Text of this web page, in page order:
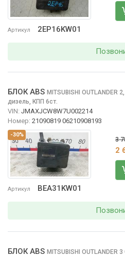
Артикул 2EP16KW01
-30%
Артикул BEA31KW01
БЛОК ABS MITSUBISHI OUTLANDER
дизель, КПП 6ст.
VIN: JMAXJCW8W7U002214
Номер: 21090819 06210908193
3
2
БЛОК ABS MITSUBISHI OUTLANDER 3